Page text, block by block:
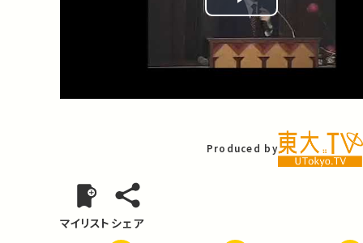
Play
Video
Produced by
マイリスト シェア